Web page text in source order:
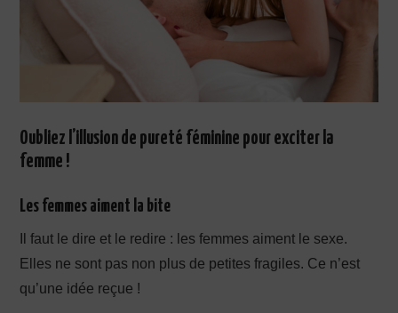
Oubliez l’illusion de pureté féminine pour exciter la
femme !
Les femmes aiment la bite
Il faut le dire et le redire : les femmes aiment le sexe.
Elles ne sont pas non plus de petites fragiles. Ce n’est
qu’une idée reçue !